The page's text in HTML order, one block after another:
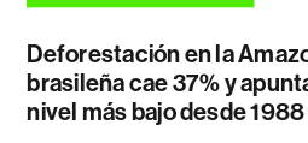
Deforestación en la
brasileña cae 37% y
nivel más bajo desde 1988